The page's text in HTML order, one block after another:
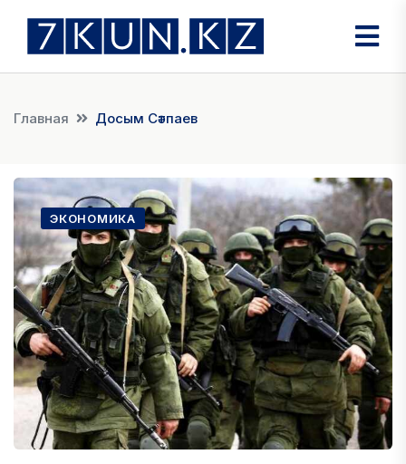
Главная Досым Сәтпаев
ЭКОНОМИКА